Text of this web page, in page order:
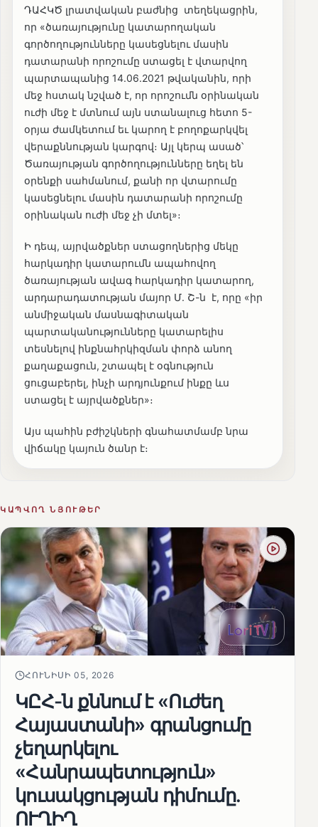
ԴԱՀԿԾ լրատվական բաժնից տեղեկացրին,
որ «ծառայությունը կատարողական
գործողությունները կասեցնելու մասին
դատարանի որոշումը ստացել է վտարվող
պարտապանից 14.06.2021 թվականին, որի
մեջ հստակ նշված է, որ որոշումն օրինական
ուժի մեջ է մտնում այն ստանալուց հետո 5-
օրյա ժամկետում եւ կարող է բողոքարկվել
վերաքննության կարգով։ Այլ կերպ ասած՝
Ծառայության գործողությունները եղել են
օրենքի սահմանում, քանի որ վտարումը
կասեցնելու մասին դատարանի որոշումը
օրինական ուժի մեջ չի մտել»։
Ի դեպ, այրվածքներ ստացողներից մեկը
հարկադիր կատարումն ապահովող
ծառայության ավագ հարկադիր կատարող,
արդարադատության մայոր Մ. Շ-ն է, որը «իր
անմիջական մասնագիտական
պարտականությունները կատարելիս
տեսնելով ինքնահրկիզման փորձ անող
քաղաքացուն, շտապել է օգնություն
ցուցաբերել, ինչի արդյունքում ինքը ևս
ստացել է այրվածքներ»։
Այս պահին բժիշկների գնահատմամբ նրա
վիճակը կայուն ծանր է։
ԿԱՊՎՈՂ ՆՅՈՒԹԵՐ
ՀՈՒՆԻՍԻ 05, 2026
ԿԸՀ-ն քննում է «Ուժեղ
Հայաստանի» գրանցումը
չեղարկելու
«Հանրապետություն»
կուսակցության դիմումը.
ՈՒՂԻՂ